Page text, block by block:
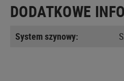
DODATKOWE
System szynowy: